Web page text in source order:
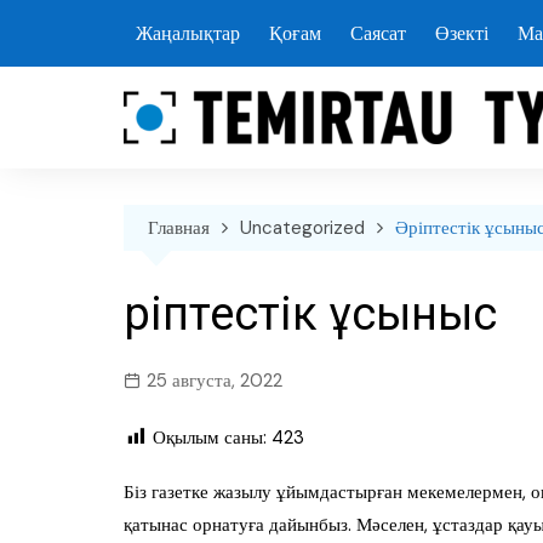
содержанию
Жаңалықтар Қоғам Саясат Өзекті
Главная Uncategorized Әріптестік ұсыныс
Әріптестік ұсыныс
25 августа, 2022
Оқылым саны: 423
Біз газетке жазылу ұйымдастырған мекемелермен,
қатынас орнатуға дайынбыз. Мәселен, ұстаздар